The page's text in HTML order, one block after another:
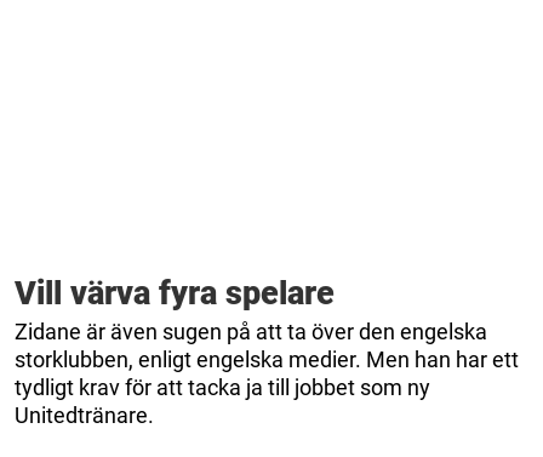
Vill värva fyra spelare
Zidane är även sugen på att ta över den engelska
storklubben, enligt engelska medier. Men han har ett
tydligt krav för att tacka ja till jobbet som ny
Unitedtränare.